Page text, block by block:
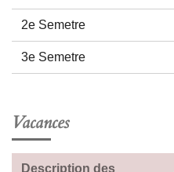
2e Semetre
3e Semetre
Vacances
Description des